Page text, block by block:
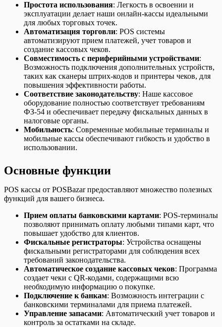
Простота использования: Легкость в освоении и
эксплуатации делает наши онлайн-кассы идеальными
для любых торговых точек.
Автоматизация торговли: POS системы
автоматизируют прием платежей, учет товаров и
создание кассовых чеков.
Совместимость с периферийными устройствами:
Возможность подключения дополнительных устройств,
таких как сканеры штрих-кодов и принтеры чеков, для
повышения эффективности работы.
Соответствие законодательству: Наше кассовое
оборудование полностью соответствует требованиям
ФЗ-54 и обеспечивает передачу фискальных данных в
налоговые органы.
Мобильность: Современные мобильные терминалы и
мобильные кассы обеспечивают гибкость и удобство в
использовании.
Основные функции
POS кассы от POSBazar предоставляют множество полезных
функций для вашего бизнеса.
Прием оплаты банковскими картами: POS-терминалы
позволяют принимать оплату любыми типами карт, что
повышает удобство для клиентов.
Фискальные регистраторы: Устройства оснащены
фискальными регистраторами для соблюдения всех
требований законодательства.
Автоматическое создание кассовых чеков: Программа
создает чеки с QR-кодами, содержащими всю
необходимую информацию о покупке.
Подключение к банкам: Возможность интеграции с
банковскими терминалами для приема платежей.
Управление запасами: Автоматический учет товаров и
контроль за остатками на складе.